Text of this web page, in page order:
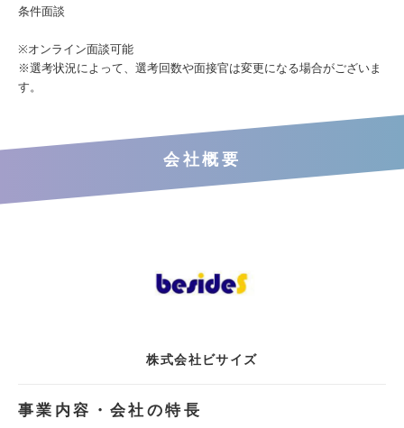
条件面談
※オンライン面談可能
※選考状況によって、選考回数や面接官は変更になる場合がございま
す。
会社概要
株式会社ビサイズ
事業内容・会社の特長